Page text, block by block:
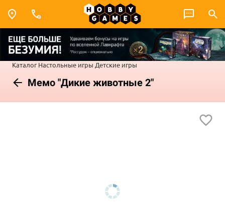
Каталог Настольные игры Детские игры
Мемо "Дикие животные 2"